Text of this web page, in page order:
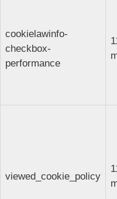
cookielawinfo-
checkbox-
performance
viewed_cookie_policy